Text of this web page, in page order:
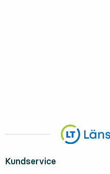
Kundservice